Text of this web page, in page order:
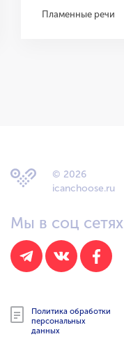
Пламенные речи
© 2026
icanchoose.ru
Мы в соц сетях
Политика обработки
персональных
данных